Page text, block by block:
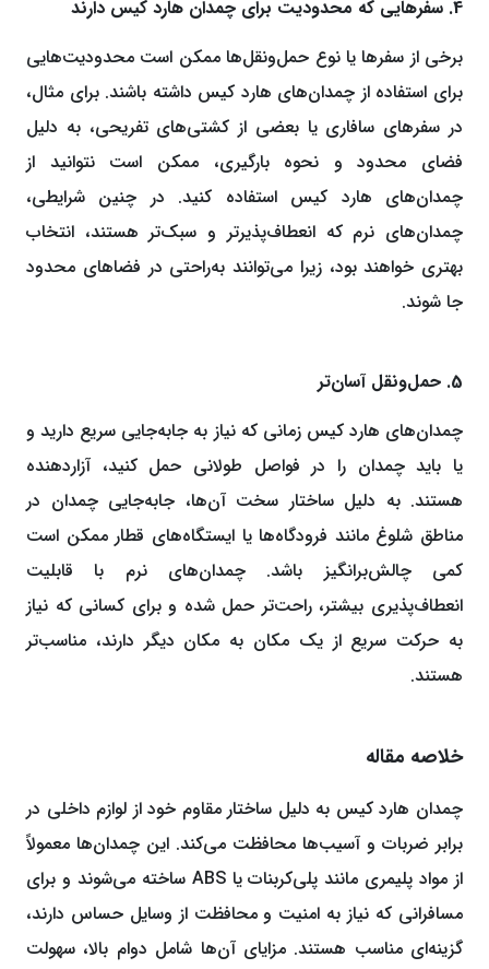
4. سفرهایی که محدودیت برای چمدان هارد کیس دارند
برخی از سفرها یا نوع حمل‌ونقل‌ها ممکن است محدودیت‌هایی
برای استفاده از چمدان‌های هارد کیس داشته باشند. برای مثال،
در سفرهای سافاری یا بعضی از کشتی‌های تفریحی، به دلیل
فضای محدود و نحوه بارگیری، ممکن است نتوانید از
چمدان‌های هارد کیس استفاده کنید. در چنین شرایطی،
چمدان‌های نرم که انعطاف‌پذیرتر و سبک‌تر هستند، انتخاب
بهتری خواهند بود، زیرا می‌توانند به‌راحتی در فضاهای محدود
جا شوند.
5. حمل‌و‌نقل آسان‌تر
چمدان‌های هارد کیس زمانی که نیاز به جابه‌جایی سریع دارید و
یا باید چمدان را در فواصل طولانی حمل کنید، آزار‌دهنده
هستند. به دلیل ساختار سخت آن‌ها، جابه‌جایی چمدان در
مناطق شلوغ مانند فرودگاه‌ها یا ایستگاه‌های قطار ممکن است
کمی چالش‌برانگیز باشد. چمدان‌های نرم با قابلیت
انعطاف‌پذیری بیشتر، راحت‌تر حمل شده و برای کسانی که نیاز
به حرکت سریع از یک مکان به مکان دیگر دارند، مناسب‌تر
هستند.
خلاصه مقاله
چمدان هارد کیس به دلیل ساختار مقاوم خود از لوازم داخلی در
برابر ضربات و آسیب‌ها محافظت می‌کند. این چمدان‌ها معمولاً
از مواد پلیمری مانند پلی‌کربنات یا ABS ساخته می‌شوند و برای
مسافرانی که نیاز به امنیت و محافظت از وسایل حساس دارند،
گزینه‌ای مناسب هستند. مزایای آن‌ها شامل دوام بالا، سهولت